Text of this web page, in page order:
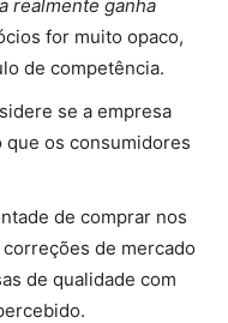
realmente ganha
for muito opaco,
de competência.
se a empresa
os consumidores
de comprar nos
de mercado
de qualidade com